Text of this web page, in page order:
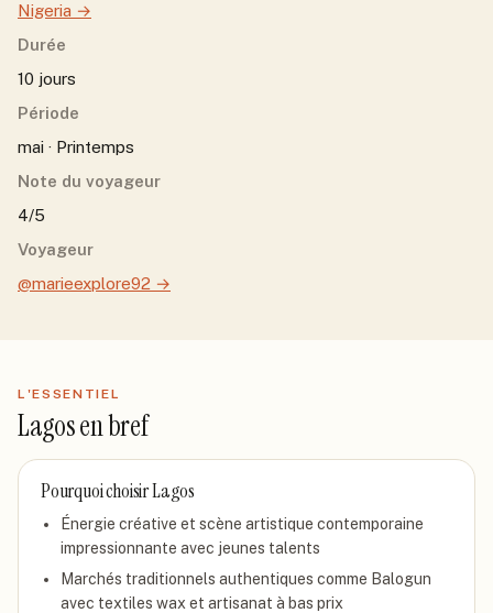
Nigeria →
Durée
10 jours
Période
mai · Printemps
Note du voyageur
4/5
Voyageur
@marieexplore92 →
L'ESSENTIEL
Lagosen bref
Pourquoi choisirLagos
Énergie créative et scène artistique contemporaine
impressionnante avec jeunes talents
Marchés traditionnels authentiques comme Balogun
avec textiles wax et artisanat à bas prix